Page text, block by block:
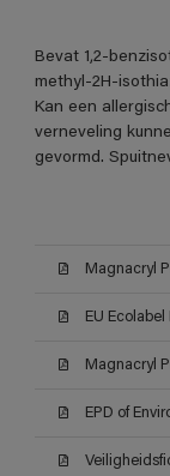
Bevat 1,2-
methyl-2H-
Kan een
verneveling
gevormd.
Magnacryl
EU
EPD of